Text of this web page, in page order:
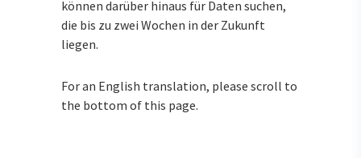
können darüber hinaus für Daten suchen,
die bis zu zwei Wochen in der Zukunft
liegen.
For an English translation, please scroll to
the bottom of this page.